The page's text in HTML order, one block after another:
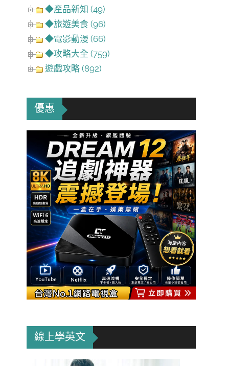
◆產品新知 (49)
◆旅遊美食 (96)
◆電影動漫 (66)
◆攻略大全 (759)
遊戲攻略 (892)
優惠
線上學英文